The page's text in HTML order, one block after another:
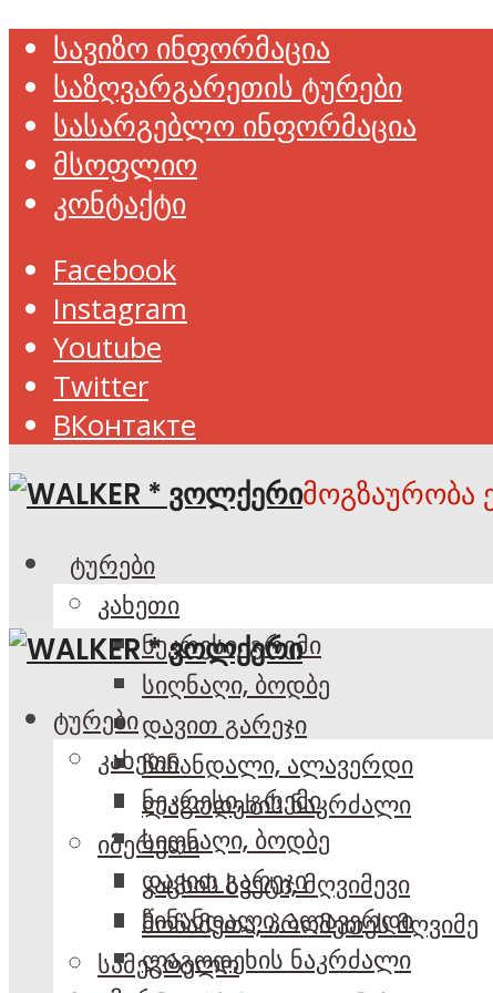
სავიზო ინფორმაცია
საზღვარგარეთის ტურები
სასარგებლო ინფორმაცია
მსოფლიო
კონტაქტი
Facebook
Instagram
Youtube
Twitter
ВКонтакте
მოგზაურობა
ტურები
კახეთი
ნეკრესი, გრემი
სიღნაღი, ბოდბე
დავით გარეჯი
წინანდალი, ალავერდი
ლაგოდეხის ნაკრძალი
იმერეთი
კაცხის სვეტი, მღვიმევი
მოწამეთა, პრომეთეს მღვიმე
სამეგრელო
ტურები
კახეთი
ნეკრესი, გრემი
სიღნაღი, ბოდბე
დავით გარეჯი
წინანდალი, ალავერდი
ლაგოდეხის ნაკრძალი